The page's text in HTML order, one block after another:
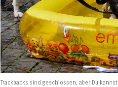
Trackbacks sind geschlossen, aber Du kannst